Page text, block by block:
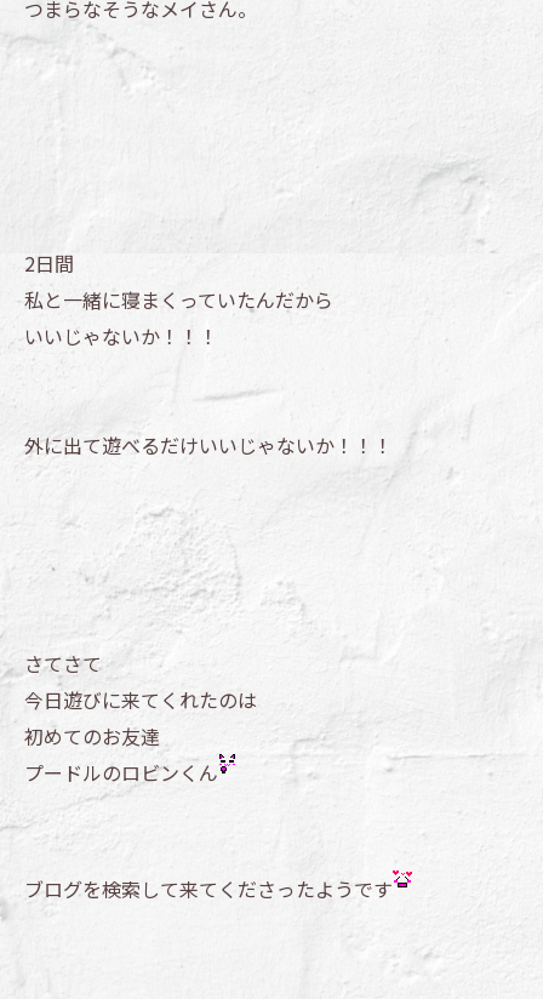
つまらなそうなメイさん。
2日間
私と一緒に寝まくっていたんだから
いいじゃないか！！！
外に出て遊べるだけいいじゃないか！！！
さてさて
今日遊びに来てくれたのは
初めてのお友達
プードルのロビンくん
ブログを検索して来てくださったようです